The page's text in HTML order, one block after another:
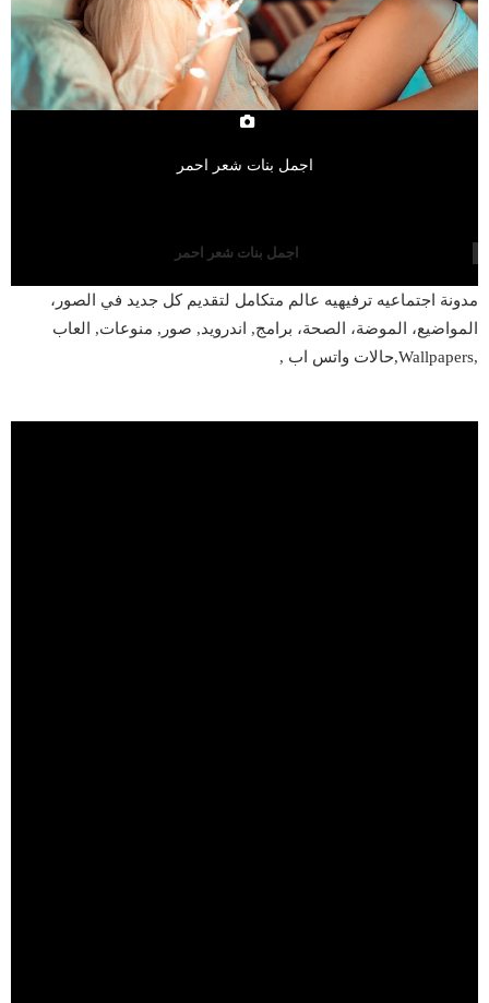
اجمل بنات شعر احمر
اجمل بنات شعر احمر
مدونة اجتماعيه ترفيهيه عالم متكامل لتقديم كل جديد في الصور،
المواضيع، الموضة، الصحة، برامج, اندرويد, صور, منوعات, العاب
,Wallpapers,حالات واتس اب ,